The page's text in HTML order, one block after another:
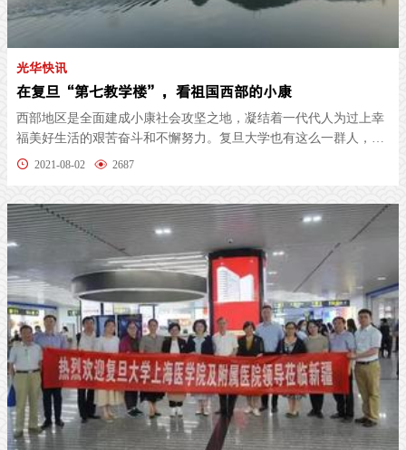
光华快讯
在复旦“第七教学楼”，看祖国西部的小康
西部地区是全面建成小康社会攻坚之地，凝结着一代代人为过上幸
福美好生活的艰苦奋斗和不懈努力。复旦大学也有这么一群人，他
们年复一...
2021-08-02 2687